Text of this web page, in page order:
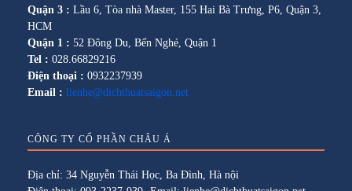
Quận 3 : Lầu 6, Tòa nhà Master, 155 Hai Bà Trưng, P6, Quận 3,
HCM
Quận 1 : 52 Đông Du, Bến Nghé, Quận 1
Tel : 028.66829216
Điện thoại : 0932237939
Email : lienhe@dichthuatsaigon.net
CÔNG TY CỔ PHẦN CHÂU Á
Địa chỉ: 34 Nguyễn Thái Học, Ba Đình, Hà nội